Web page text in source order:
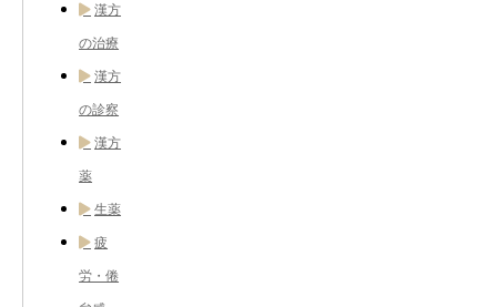
漢方
の治療
漢方
の診察
漢方
薬
生薬
疲
労・倦